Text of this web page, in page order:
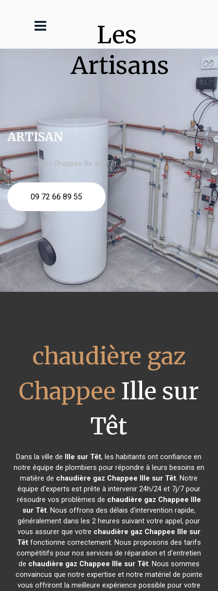
Les
Artisans
ARTISAN
chaudière gaz Chappee Ille sur Têt
09 72 66 89 55
chaudière gaz
Chappee Ille sur
Têt
Dans la ville de Ille sur Têt, les habitants ont confiance en
notre équipe de plombiers pour répondre à leurs besoins en
matière de chaudière gaz Chappee Ille sur Têt. Notre
équipe d'experts est prête à intervenir 24h/24 et 7j/7 pour
résoudre vos problèmes de chaudière gaz Chappee Ille
sur Têt. Nous offrons des délais d'intervention rapide,
généralement dans les 2 heures suivant votre appel, pour
vous assurer que votre chaudière gaz Chappee Ille sur
Têtfonctionne correctement. Nous proposons des tarifs
compétitifs pour nos services de réparation et d'entretien
de chaudière gaz Chappee Ille sur Têt. Nous sommes
convaincus que notre expertise et notre matériel de pointe
vous offriront la meilleure expérience possible pour votre